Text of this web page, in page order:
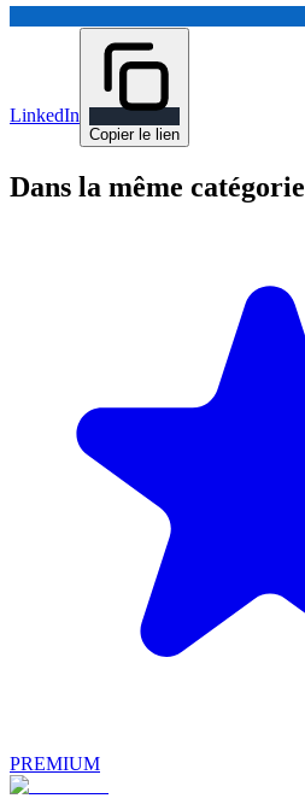
LinkedIn
Copier le lien
Dans la même catégorie
PREMIUM